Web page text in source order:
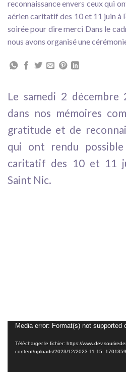
reconnaissance envers ceux qui
aérien caritatif des 10 et 11 juin à
soirée pour dire merci Dans le
nous avons organisé une
Le samedi 2 décembre
dans nos mémoires
gratitude et de
qui ont rendu
caritatif des 10 et 11
Saint Nic.
Lecteur
vidéo
Media error: Format(s) not supported
Télécharger le fichier: https://
content/uploads/2023/12/2023-11-